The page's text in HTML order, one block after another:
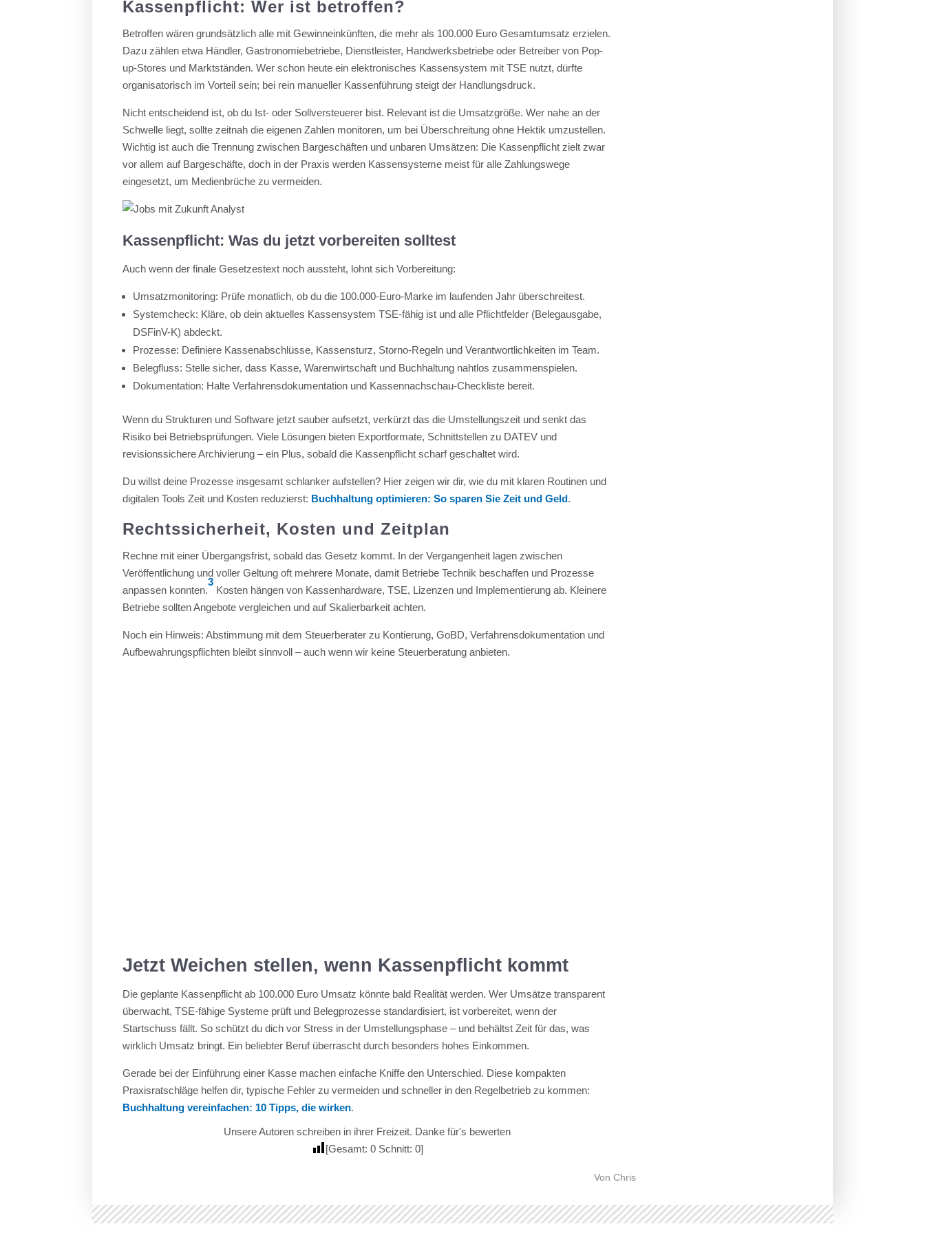
Kassenpflicht: Wer ist betroffen?
Betroffen wären grundsätzlich alle mit Gewinneinkünften, die mehr als 100.000 Euro Gesamtumsatz erzielen.
Dazu zählen etwa Händler, Gastronomiebetriebe, Dienstleister, Handwerksbetriebe oder Betreiber von Pop-
up-Stores und Marktständen. Wer schon heute ein elektronisches Kassensystem mit TSE nutzt, dürfte
organisatorisch im Vorteil sein; bei rein manueller Kassenführung steigt der Handlungsdruck.
Nicht entscheidend ist, ob du Ist- oder Sollversteuerer bist. Relevant ist die Umsatzgröße. Wer nahe an der
Schwelle liegt, sollte zeitnah die eigenen Zahlen monitoren, um bei Überschreitung ohne Hektik umzustellen.
Wichtig ist auch die Trennung zwischen Bargeschäften und unbaren Umsätzen: Die Kassenpflicht zielt zwar
vor allem auf Bargeschäfte, doch in der Praxis werden Kassensysteme meist für alle Zahlungswege
eingesetzt, um Medienbrüche zu vermeiden.
Kassenpflicht: Was du jetzt vorbereiten solltest
Auch wenn der finale Gesetzestext noch aussteht, lohnt sich Vorbereitung:
Umsatzmonitoring: Prüfe monatlich, ob du die 100.000-Euro-Marke im laufenden Jahr überschreitest.
Systemcheck: Kläre, ob dein aktuelles Kassensystem TSE-fähig ist und alle Pflichtfelder (Belegausgabe,
DSFinV-K) abdeckt.
Prozesse: Definiere Kassenabschlüsse, Kassensturz, Storno-Regeln und Verantwortlichkeiten im Team.
Belegfluss: Stelle sicher, dass Kasse, Warenwirtschaft und Buchhaltung nahtlos zusammenspielen.
Dokumentation: Halte Verfahrensdokumentation und Kassennachschau-Checkliste bereit.
Wenn du Strukturen und Software jetzt sauber aufsetzt, verkürzt das die Umstellungszeit und senkt das
Risiko bei Betriebsprüfungen. Viele Lösungen bieten Exportformate, Schnittstellen zu DATEV und
revisionssichere Archivierung – ein Plus, sobald die Kassenpflicht scharf geschaltet wird.
Du willst deine Prozesse insgesamt schlanker aufstellen? Hier zeigen wir dir, wie du mit klaren Routinen und
digitalen Tools Zeit und Kosten reduzierst: Buchhaltung optimieren: So sparen Sie Zeit und Geld.
Rechtssicherheit, Kosten und Zeitplan
Rechne mit einer Übergangsfrist, sobald das Gesetz kommt. In der Vergangenheit lagen zwischen
Veröffentlichung und voller Geltung oft mehrere Monate, damit Betriebe Technik beschaffen und Prozesse
anpassen konnten.
3
Kosten hängen von Kassenhardware, TSE, Lizenzen und Implementierung ab. Kleinere
Betriebe sollten Angebote vergleichen und auf Skalierbarkeit achten.
Noch ein Hinweis: Abstimmung mit dem Steuerberater zu Kontierung, GoBD, Verfahrensdokumentation und
Aufbewahrungspflichten bleibt sinnvoll – auch wenn wir keine Steuerberatung anbieten.
Jetzt Weichen stellen, wenn Kassenpflicht kommt
Die geplante Kassenpflicht ab 100.000 Euro Umsatz könnte bald Realität werden. Wer Umsätze transparent
überwacht, TSE-fähige Systeme prüft und Belegprozesse standardisiert, ist vorbereitet, wenn der
Startschuss fällt. So schützt du dich vor Stress in der Umstellungsphase – und behältst Zeit für das, was
wirklich Umsatz bringt. Ein beliebter Beruf überrascht durch besonders hohes Einkommen.
Gerade bei der Einführung einer Kasse machen einfache Kniffe den Unterschied. Diese kompakten
Praxisratschläge helfen dir, typische Fehler zu vermeiden und schneller in den Regelbetrieb zu kommen:
Buchhaltung vereinfachen: 10 Tipps, die wirken.
Unsere Autoren schreiben in ihrer Freizeit. Danke für's bewerten
[Gesamt: 0Schnitt: 0]
Von Chris